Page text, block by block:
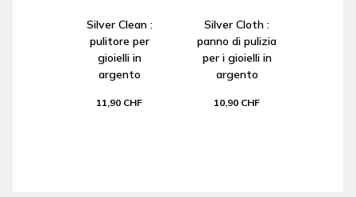
Silver Clean :
pulitore per
gioielli in
argento
11,90 CHF
Silver Cloth :
panno di pulizia
per i gioielli in
argento
10,90 CHF